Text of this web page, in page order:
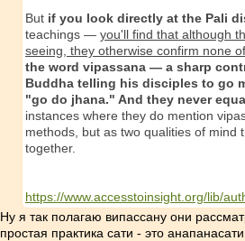
But if you look directly at the Pali
teachings — you'll find that although
seeing, they otherwise confirm none
the word vipassana — a sharp
Buddha telling his disciples to go
"go do jhana." And they never
instances where they do mention
methods, but as two qualities of
together.
https://www.accesstoinsight.org/lib/
Ну я так полагаю випассану они
простая практика сати - это